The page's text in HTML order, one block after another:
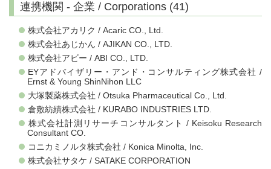
連携機関 - 企業 / Corporations (41)
株式会社アカリク / Acaric CO., Ltd.
株式会社あじかん / AJIKAN CO., LTD.
株式会社アビー / ABI CO., LTD.
EYアドバイザリー・アンド・コンサルティング株式会社 /
Ernst & Young ShinNihon LLC
大塚製薬株式会社 / Otsuka Pharmaceutical Co., Ltd.
倉敷紡績株式会社 / KURABO INDUSTRIES LTD.
株式会社計測リサーチコンサルタント / Keisoku Research
Consultant CO.
コニカミノルタ株式会社 / Konica Minolta, Inc.
株式会社サタケ / SATAKE CORPORATION